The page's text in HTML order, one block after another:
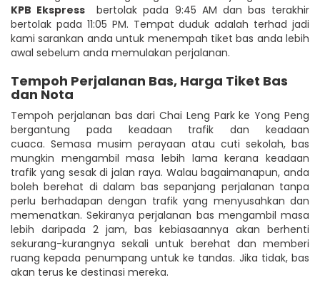
KPB Ekspress bertolak pada 9:45 AM dan bas terakhir
bertolak pada 11:05 PM. Tempat duduk adalah terhad jadi
kami sarankan anda untuk menempah tiket bas anda lebih
awal sebelum anda memulakan perjalanan.
Tempoh Perjalanan Bas, Harga Tiket Bas
dan Nota
Tempoh perjalanan bas dari Chai Leng Park ke Yong Peng
bergantung pada keadaan trafik dan keadaan
cuaca. Semasa musim perayaan atau cuti sekolah, bas
mungkin mengambil masa lebih lama kerana keadaan
trafik yang sesak di jalan raya. Walau bagaimanapun, anda
boleh berehat di dalam bas sepanjang perjalanan tanpa
perlu berhadapan dengan trafik yang menyusahkan dan
memenatkan. Sekiranya perjalanan bas mengambil masa
lebih daripada 2 jam, bas kebiasaannya akan berhenti
sekurang-kurangnya sekali untuk berehat dan memberi
ruang kepada penumpang untuk ke tandas. Jika tidak, bas
akan terus ke destinasi mereka.